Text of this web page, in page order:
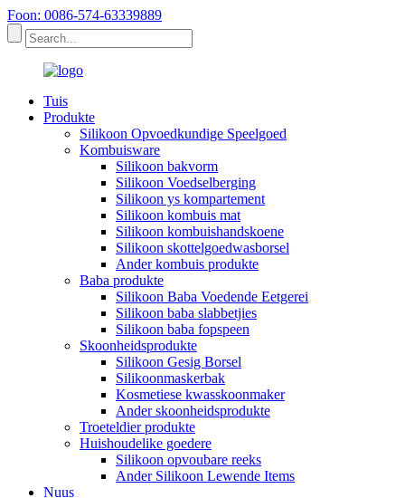
Foon: 0086-574-63339889
Tuis
Produkte
Silikoon Opvoedkundige Speelgoed
Kombuisware
Silikoon bakvorm
Silikoon Voedselberging
Silikoon ys kompartement
Silikoon kombuis mat
Silikoon kombuishandskoene
Silikoon skottelgoedwasborsel
Ander kombuis produkte
Baba produkte
Silikoon Baba Voedende Eetgerei
Silikoon baba slabbetjies
Silikoon baba fopspeen
Skoonheidsprodukte
Silikoon Gesig Borsel
Silikoonmaskerbak
Kosmetiese kwasskoonmaker
Ander skoonheidsprodukte
Troeteldier produkte
Huishoudelike goedere
Silikoon opvoubare reeks
Ander Silikoon Lewende Items
Nuus